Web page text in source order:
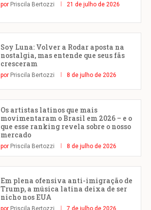
por Priscila Bertozzi 21 de julho de 2026
Soy Luna: Volver a Rodar aposta na
nostalgia, mas entende que seus fãs
cresceram
por Priscila Bertozzi 8 de julho de 2026
Os artistas latinos que mais
movimentaram o Brasil em 2026 – e o
que esse ranking revela sobre o nosso
mercado
por Priscila Bertozzi 8 de julho de 2026
Em plena ofensiva anti-imigração de
Trump, a música latina deixa de ser
nicho nos EUA